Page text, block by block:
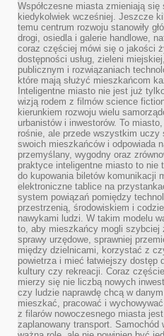
Współczesne miasta zmieniają się
kiedykolwiek wcześniej. Jeszcze
temu centrum rozwoju stanowiły
drogi, osiedla i galerie handlowe,
coraz częściej mówi się o jakości
dostępności usług, zieleni
publicznym i rozwiązaniach
które mają służyć mieszkańcom
Inteligentne miasto nie jest już
wizją rodem z filmów science
kierunkiem rozwoju wielu
urbanistów i inwestorów. To
rośnie, ale przede wszystkim uczy
swoich mieszkańców i odpowiada
przemyślany, wygodny oraz
praktyce inteligentne miasto to nie
do kupowania biletów komunikacji
elektroniczne tablice na
system powiązań pomiędzy
przestrzenią, środowiskiem i
nawykami ludzi. W takim modelu
to, aby mieszkańcy mogli szybciej
sprawy urzędowe, sprawniej
między dzielnicami, korzystać z
powietrza i mieć łatwiejszy dostęp
kultury czy rekreacji. Coraz
mierzy się nie liczbą nowych
czy ludzie naprawdę chcą w
mieszkać, pracować i
z filarów nowoczesnego miasta
zaplanowany transport. Samochód